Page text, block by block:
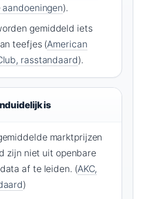
).
gemiddeld iets
teefjes (American
rasstandaard).
is
marktprijzen
zijn niet uit openbare
af te leiden. (AKC,
)